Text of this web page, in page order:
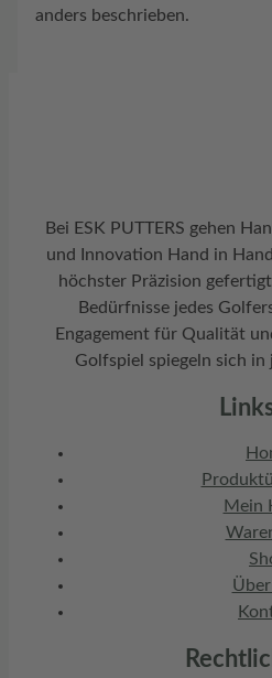
anders beschrieben.
Bei ESK PUTTERS gehen
und Innovation Hand in
höchster Präzision
Bedürfnisse jedes
Engagement für Qualität
Golfspiel spiegeln sich in
Mein